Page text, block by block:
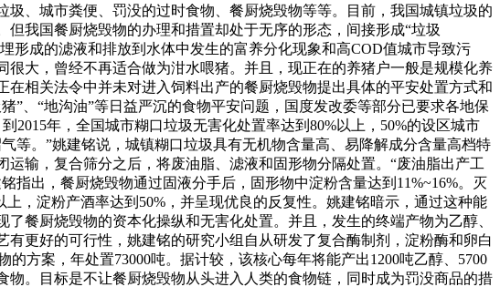
、城市粪便、罚没的过时食物、餐厨烧毁物等等。目前，我国城镇垃圾的
我国餐厨烧毁物的办理和措置却处于无序的形态，间接形成“垃圾
形成的滤液和排放到水体中发生的富养分化现象和高COD值城市导致污
大，曾经不再适合做为泔水喂猪。并且，现正在的养猪户一般是规模化养
相关法令中并未对进入饲料出产的餐厨烧毁物提出具体的平安处置方式和
”、“地沟油”等日益严沉的食物平安问题，国度发改委等部分已要求各地保
年，全国城市糊口垃圾无害化处置率达到80%以上，50%的设区城市
等。”姚建铭说，城镇糊口垃圾具有无机物含量高、易降解成分含量高档特
输，复合筛分之后，将废油脂、滤液和固形物分隔处置。“废油脂出产工
出，餐厨烧毁物通过固液分手后，固形物中淀粉含量达到11%~16%。灭
，淀粉产酒率达到50%，并呈现优良的反复性。姚建铭暗示，通过这种能
餐厨烧毁物的资本化操纵和无害化处置。并且，发生的终端产物为乙醇、
更好的可行性，姚建铭的研究小组自从研发了复合酶制剂，淀粉酶和卵白
方案，年处置73000吨。据计较，该核心每年将能产出1200吨乙醇、5700
。目标是不让餐厨烧毁物从头进入人类的食物链，同时成为罚没商品的措